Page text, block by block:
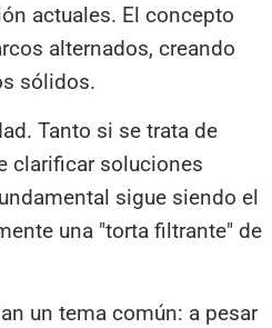
actuales. El concepto
alternados, creando
sólidos.
Tanto si se trata de
clarificar soluciones
sigue siendo el
una "torta filtrante" de
un tema común: a pesar